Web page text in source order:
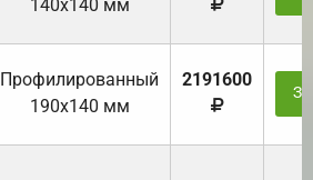
140х140 мм
Профилированный
190х140 мм
2191600